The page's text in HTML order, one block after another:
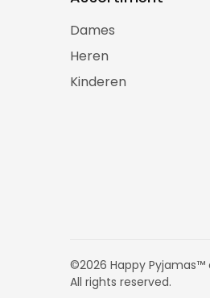
Dames
Heren
Kinderen
©2026 Happy
All rights reserved.